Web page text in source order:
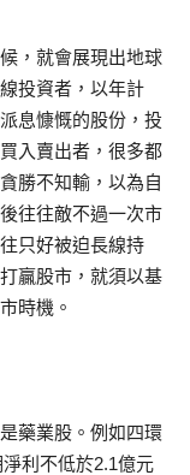
，就會展現出地球
投資者，以年計
息慷慨的股份，投
入賣出者，很多都
勝不知輸，以為自
往往敵不過一次市
只好被迫長線持
贏股市，就須以基
時機。
藥業股。例如四環
利不低於2.1億元